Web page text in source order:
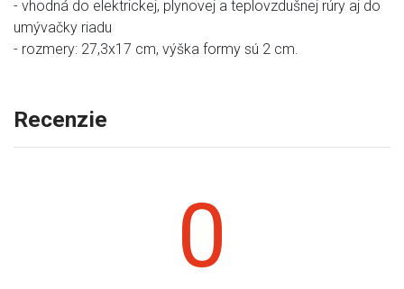
- vhodná do elektrickej, plynovej a teplovzdušnej rúry aj do
umývačky riadu
- rozmery: 27,3x17 cm, výška formy sú 2 cm.
Recenzie
0